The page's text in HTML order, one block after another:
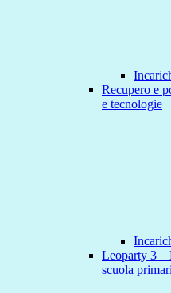
Recupero e
e tecnologie
Leoparty 3 _
scuola